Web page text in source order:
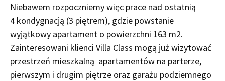
Niebawem rozpoczniemy więc prace nad ostatnią
4 kondygnacją (3 piętrem), gdzie powstanie
wyjątkowy apartament o powierzchni 163 m2.
Zainteresowani klienci Villa Class mogą już wizytować
przestrzeń mieszkalną apartamentów na parterze,
pierwszym i drugim piętrze oraz garażu podziemnego